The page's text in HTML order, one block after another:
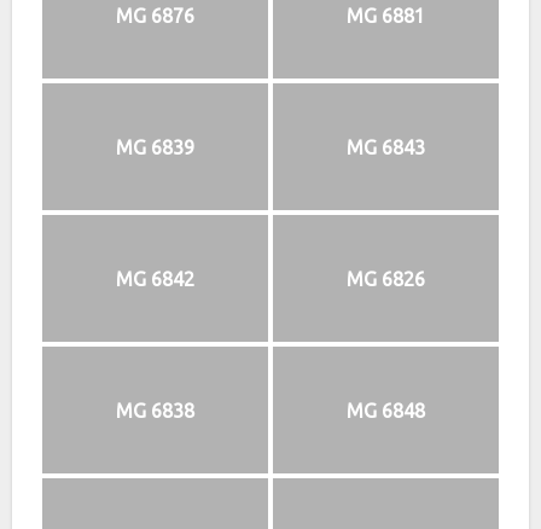
MG 6876 MG 6881
MG 6839 MG 6843
MG 6842 MG 6826
MG 6838 MG 6848